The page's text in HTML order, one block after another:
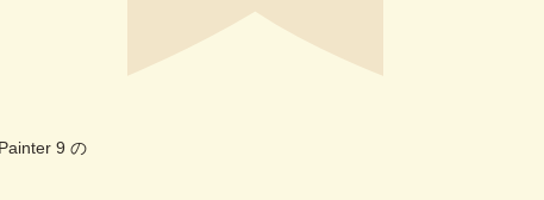
9 の